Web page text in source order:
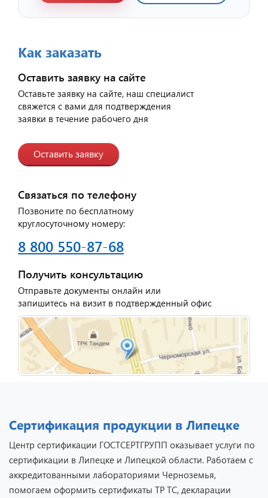
Как заказать
Оставить заявку на сайте
Оставьте заявку на сайте, наш специалист
свяжется с вами для подтверждения
заявки в течение рабочего дня
Оставить заявку
Связаться по телефону
Позвоните по бесплатному
круглосуточному номеру:
8 800 550-87-68
Получить консультацию
Отправьте документы онлайн или
запишитесь на визит в подтвержденный офис
Сертификация продукции в Липецке
Центр сертификации ГОСТСЕРТГРУПП оказывает услуги по
сертификации в Липецке и Липецкой области. Работаем с
аккредитованными лабораториями Черноземья,
помогаем оформить сертификаты ТР ТС, декларации